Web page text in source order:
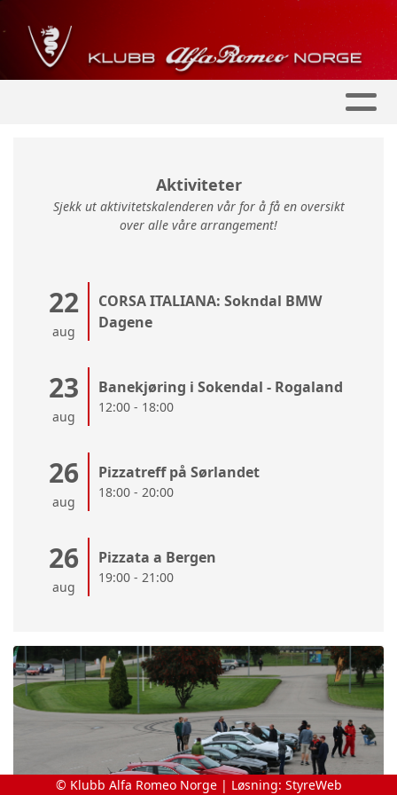
Aktiviteter
Sjekk ut aktivitetskalenderen vår for å få en oversikt
over alle våre arrangement!
22
aug
CORSA ITALIANA: Sokndal BMW
Dagene
23
aug
Banekjøring i Sokendal - Rogaland
12:00 - 18:00
26
aug
Pizzatreff på Sørlandet
18:00 - 20:00
26
aug
Pizzata a Bergen
19:00 - 21:00
© Klubb Alfa Romeo Norge | Løsning: StyreWeb